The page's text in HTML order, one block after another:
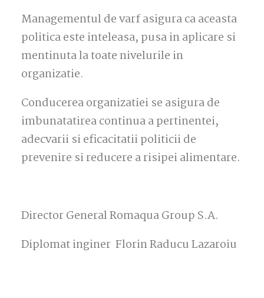
Managementul de varf asigura ca aceasta
politica este inteleasa, pusa in aplicare si
mentinuta la toate nivelurile in
organizatie.
Conducerea organizatiei se asigura de
imbunatatirea continua a pertinentei,
adecvarii si eficacitatii politicii de
prevenire si reducere a risipei alimentare.
Director General Romaqua Group S.A.
Diplomat inginer Florin Raducu Lazaroiu